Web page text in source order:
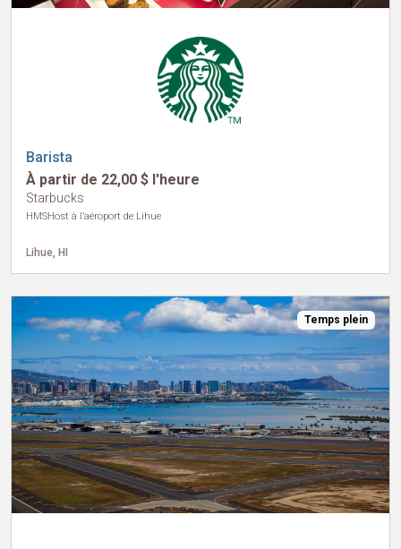
Barista
À partir de 22,00 $ l'heure
Starbucks
HMSHost à l’aéroport de Lihue
Lihue, HI
Temps plein